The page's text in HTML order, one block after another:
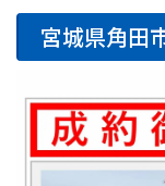
宮城県角田